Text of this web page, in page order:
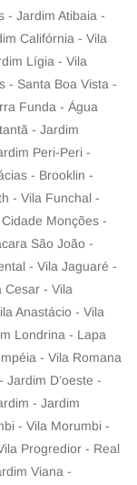
- Jardim Atibaia -
Califórnia - Vila
Lígia - Vila
- Santa Boa Vista -
Funda - Água
- Jardim
Peri-Peri -
- Brooklin -
- Vila Funchal -
Monções -
São João -
- Vila Jaguaré -
Cesar - Vila
Anastácio - Vila
Londrina - Lapa
- Vila Romana
D’oeste -
- Jardim
- Vila Morumbi -
Progredior - Real
Viana -